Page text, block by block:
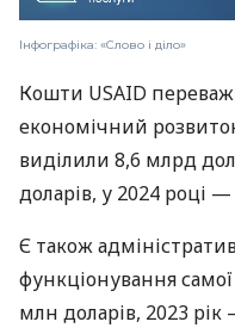
Інфографіка: «Слово і діло»
Кошти USAID
економічний
виділили 8,6 млрд
доларів, у 2024 році
Є також
функціонування
млн доларів, 2023